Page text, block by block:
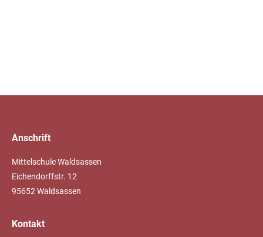
Anschrift
Mittelschule Waldsassen
Eichendorffstr. 12
95652 Waldsassen
Kontakt